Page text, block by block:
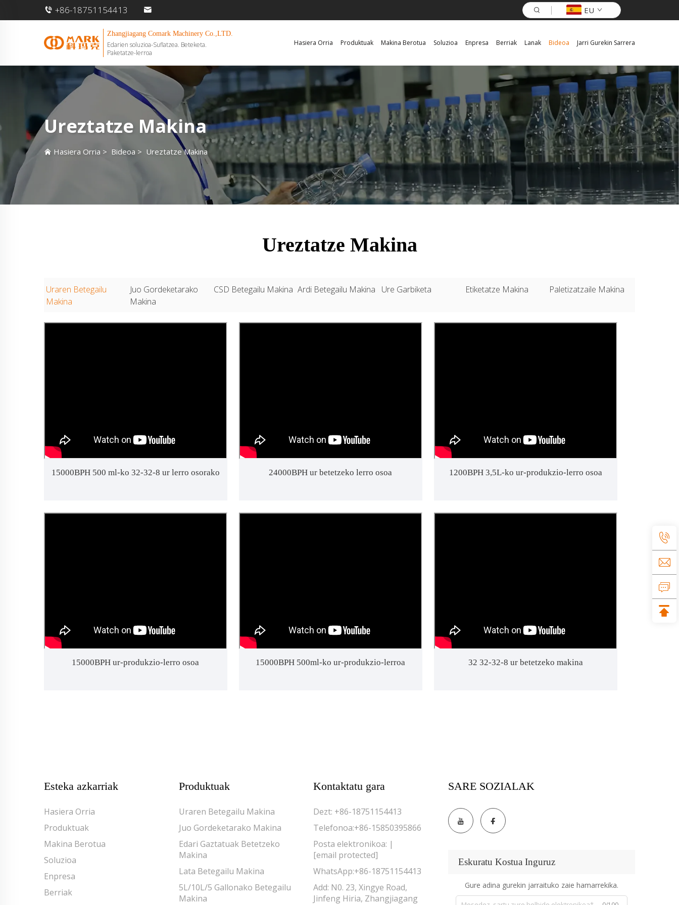
+86-18751154413 EU
Zhangjiagang Comark Machinery Co.,LTD.
Edarien soluzioa-Suflatzea. Beteketa.
Paketatze-lerroa
Hasiera Orria Produktuak Makina Berotua Soluzioa Enpresa Berriak Lanak Bideoa Jarri Gurekin Sarrera
Ureztatze Makina
Hasiera Orria > Bideoa > Ureztatze Makina
Ureztatze Makina
Uraren Betegailu
Makina
Juo Gordeketarako
Makina
CSD Betegailu Makina Ardi Betegailu Makina Ure Garbiketa Etiketatze Makina Paletizatzaile Makina
15000BPH 500 ml-ko 32-32-8 ur lerro osorako 24000BPH ur betetzeko lerro osoa 1200BPH 3,5L-ko ur-produkzio-lerro osoa
15000BPH ur-produkzio-lerro osoa 15000BPH 500ml-ko ur-produkzio-lerroa 32 32-32-8 ur betetzeko makina
Esteka azkarriak
Hasiera Orria
Produktuak
Makina Berotua
Soluzioa
Enpresa
Berriak
Produktuak
Uraren Betegailu Makina
Juo Gordeketarako Makina
Edari Gaztatuak Betetzeko
Makina
Lata Betegailu Makina
5L/10L/5 Gallonako Betegailu
Makina
Kontaktatu gara
Dezt: +86-18751154413
Telefonoa:+86-15850395866
Posta elektronikoa: |
[email protected]
WhatsApp:+86-18751154413
Add: N0. 23, Xingye Road,
Jinfeng Hiria, Zhangjiagang
SARE SOZIALAK
Eskuratu Kostua Inguruz
Gure adina gurekin jarraituko zaie hamarrekika.